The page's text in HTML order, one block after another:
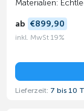
Materialien:
ab €899,90
inkl. MwSt 19%
Lieferzeit: 7 bis 10